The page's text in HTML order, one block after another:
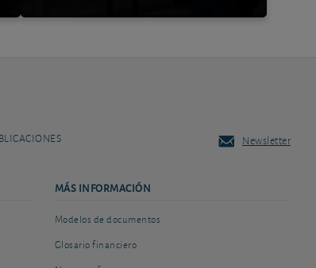
Newsletter
MÁS INFORMACIÓN
Modelos de documentos
Glosario financiero